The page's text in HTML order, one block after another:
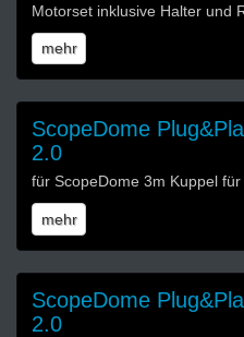
Motorset inklusive Halter und
mehr
ScopeDome
2.0
für ScopeDome 3m Kuppel
mehr
ScopeDome
2.0